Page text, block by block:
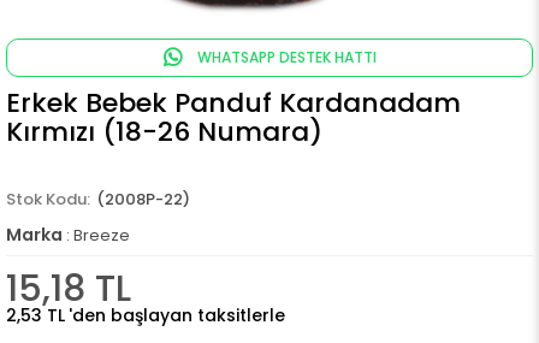
WHATSAPP DESTEK HATTI
Erkek Bebek Panduf Kardanadam
Kırmızı (18-26 Numara)
(2008P-22)
Marka : Breeze
15,18 TL
2,53 TL 'den başlayan taksitlerle